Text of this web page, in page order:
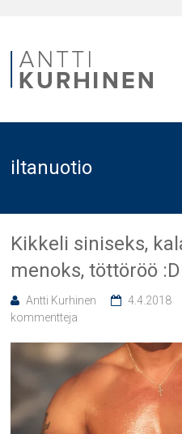
iltanuotio
Kikkeli siniseks,
menoks, töttöröö
Antti Kurhinen 4.4.2018
kommentteja